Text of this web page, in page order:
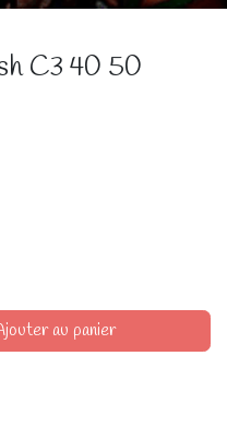
C3 40 50
au panier